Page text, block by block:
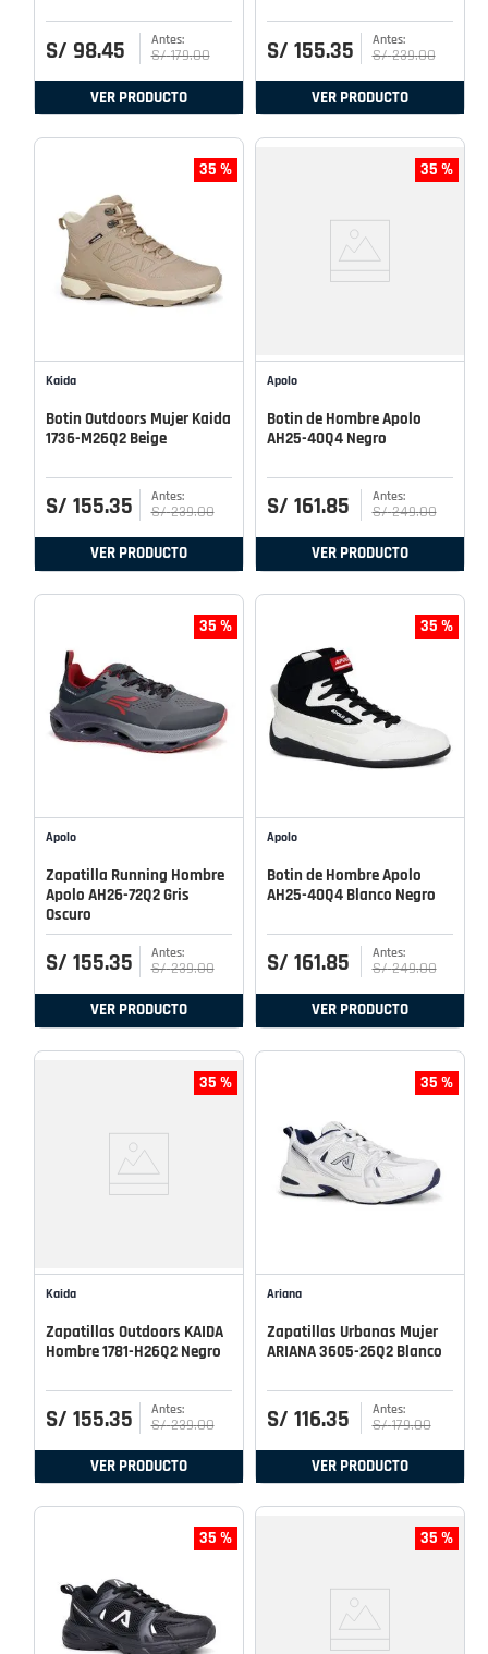
S/ 98.45 S/ 179.00
VER PRODUCTO
S/ 155.35 S/ 239.00
VER PRODUCTO
35 %
Kaida
Botin Outdoors Mujer Kaida
1736-M26Q2 Beige
S/ 155.35 S/ 239.00
VER PRODUCTO
35 %
Apolo
Botin de Hombre Apolo
AH25-40Q4 Negro
S/ 161.85 S/ 249.00
VER PRODUCTO
35 %
Apolo
Zapatilla Running Hombre
Apolo AH26-72Q2 Gris
Oscuro
S/ 155.35 S/ 239.00
VER PRODUCTO
35 %
Apolo
Botin de Hombre Apolo
AH25-40Q4 Blanco Negro
S/ 161.85 S/ 249.00
VER PRODUCTO
35 %
Kaida
Zapatillas Outdoors KAIDA
Hombre 1781-H26Q2 Negro
S/ 155.35 S/ 239.00
VER PRODUCTO
35 %
Ariana
Zapatillas Urbanas Mujer
ARIANA 3605-26Q2 Blanco
S/ 116.35 S/ 179.00
VER PRODUCTO
35 % 35 %